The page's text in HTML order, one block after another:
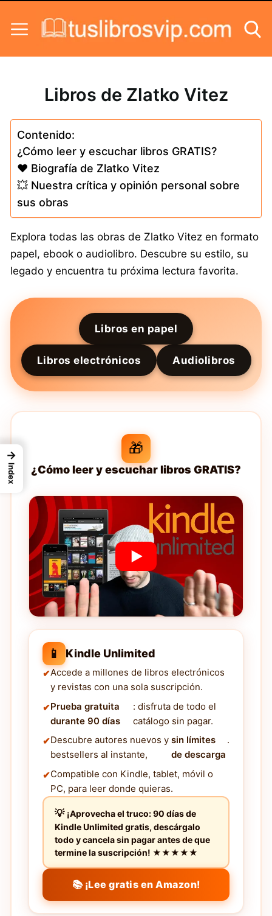
Libros de Zlatko Vitez
Contenido:
¿Cómo leer y escuchar libros GRATIS?
❤️ Biografía de Zlatko Vitez
💥 Nuestra crítica y opinión personal sobre
sus obras
Explora todas las obras de Zlatko Vitez en formato
papel, ebook o audiolibro. Descubre su estilo, su
legado y encuentra tu próxima lectura favorita.
Libros en papel
Libros electrónicos Audiolibros
🎁
¿Cómo leer y escuchar libros GRATIS?
📱 Kindle Unlimited
Accede a millones de libros electrónicos
y revistas con una sola suscripción.
Prueba gratuita
durante 90 días
: disfruta de todo el
catálogo sin pagar.
Descubre autores nuevos y
bestsellers al instante,
sin límites
de descarga
.
Compatible con Kindle, tablet, móvil o
PC, para leer donde quieras.
¡Aprovecha el truco: 90 días de
Kindle Unlimited gratis, descárgalo
todo y cancela sin pagar antes de que
termine la suscripción! ★★★★★
📚 ¡Lee gratis en Amazon!
→
Index